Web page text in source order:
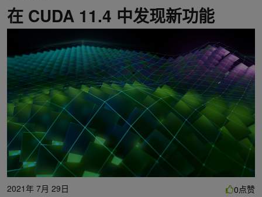
在 CUDA 11.4 中发现新功能
2021年 7月 29日
0点赞